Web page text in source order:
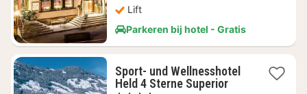
Lift
Parkeren bij hotel - Gratis
Sport- und Wellnesshotel
Held 4 Sterne Superior1